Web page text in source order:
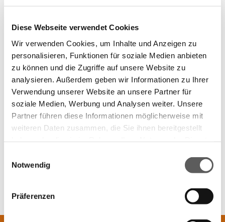
Diese Webseite verwendet Cookies
Wir verwenden Cookies, um Inhalte und Anzeigen zu
personalisieren, Funktionen für soziale Medien anbieten
zu können und die Zugriffe auf unsere Website zu
analysieren. Außerdem geben wir Informationen zu Ihrer
Verwendung unserer Website an unsere Partner für
soziale Medien, Werbung und Analysen weiter. Unsere
Partner führen diese Informationen möglicherweise mit
weiteren Daten zusammen, die Sie ihnen bereitgestellt
Notwendig
Präferenzen
8163 Fladnitz an der Teichalm
Kontaktdaten
j.winter@tischlereiwinter.at
Kammer / Berufsverband-Zugehörigkeit(en)
WKO Steiermark, Landesinnung Tischler und
Holzgestalter
Gewerbeordnung
www.ris.bka.gv.at
Aufsichtsbehörde / Gewerbebehörde
Bezirkshauptmannschaft Weiz
Verbraucherschlichtungsstelle teilzunehmen.
Place an image or any other
element you want
Add a link